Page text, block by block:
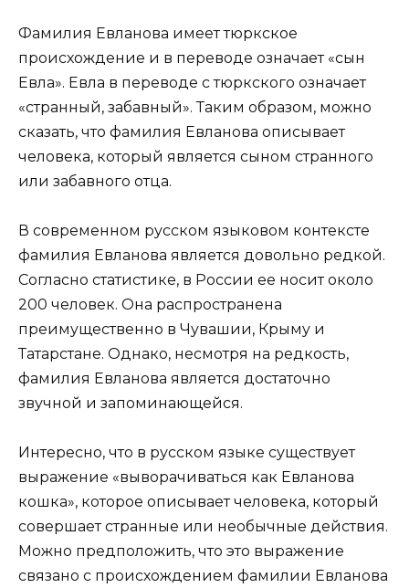
Фамилия Евланова имеет тюркское
происхождение и в переводе означает «сын
Евла». Евла в переводе с тюркского означает
«странный, забавный». Таким образом, можно
сказать, что фамилия Евланова описывает
человека, который является сыном странного
или забавного отца.
В современном русском языковом контексте
фамилия Евланова является довольно редкой.
Согласно статистике, в России ее носит около
200 человек. Она распространена
преимущественно в Чувашии, Крыму и
Татарстане. Однако, несмотря на редкость,
фамилия Евланова является достаточно
звучной и запоминающейся.
Интересно, что в русском языке существует
выражение «выворачиваться как Евланова
кошка», которое описывает человека, который
совершает странные или необычные действия.
Можно предположить, что это выражение
связано с происхождением фамилии Евланова